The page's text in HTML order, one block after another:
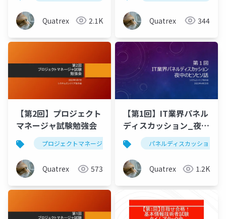
Quatrex 2.1K Quatrex 344
【第2回】プロジェクト
マネージャ試験勉強会
プロジェクトマネージャ 情報処理技術者試験
Quatrex 573
【第1回】IT業界パネル
ディスカッション_夜中
のヒソヒソ話パネルディスカッション
Quatrex 1.2K